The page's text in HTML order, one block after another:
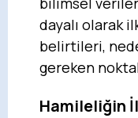
dayalı olarak
belirtileri,
gereken
Hamileliğin